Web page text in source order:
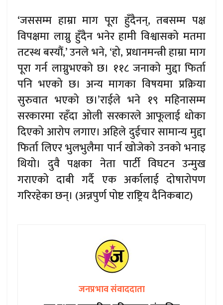
‘जससम्म हाम्रा माग पूरा हुँदैनन्, तबसम्म पक्ष
विपक्षमा लाग्नु हुँदैन भनेर हामी विश्वासको मतमा
तटस्थ बस्यौं,’ उनले भने, ‘हो, प्रधानमन्त्री हाम्रा माग
पूरा गर्न लाग्नुभएको छ। ११८ जनाको मुद्दा फिर्ता
पनि भएको छ। अन्य मागका विषयमा प्रक्रिया
सुरुवात भएको छ।’राईले भने १९ महिनासम्म
सरकारमा रहँदा ओली सरकारले आफूलाई धोका
दिएको आरोप लगाए। अहिले दुईचार सामान्य मुद्दा
फिर्ता लिएर भुलभुलैमा पार्न खोजेको उनको भनाइ
थियो। दुवै पक्षका नेता पार्टी विघटन उन्मुख
गराएको दाबी गर्दै एक अर्कालाई दोषारोपण
गरिरहेका छन्। (अन्नपुर्ण पोष्ट राष्ट्रिय दैनिकबाट)
जनप्रभाव संवाददाता